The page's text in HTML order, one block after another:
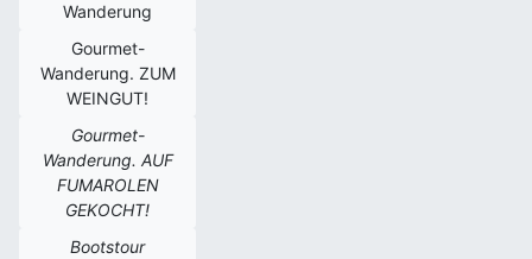
Wanderung
Gourmet-
Wanderung. ZUM
WEINGUT!
Gourmet-
Wanderung. AUF
FUMAROLEN
GEKOCHT!
Bootstour